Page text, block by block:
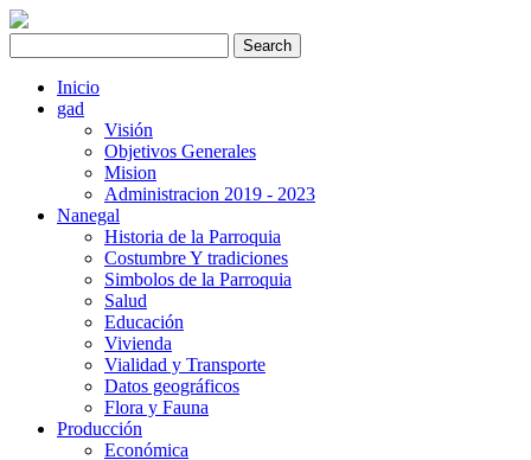
Inicio
gad
Visión
Objetivos Generales
Mision
Administracion 2019 - 2023
Nanegal
Historia de la Parroquia
Costumbre Y tradiciones
Simbolos de la Parroquia
Salud
Educación
Vivienda
Vialidad y Transporte
Datos geográficos
Flora y Fauna
Producción
Económica